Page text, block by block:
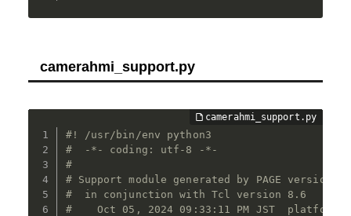
camerahmi_support.py
#! /usr/bin/env python3
#  -*- coding: utf-8 -*-
#
# Support module generated by PAGE version
#  in conjunction with Tcl version 8.6
#    Oct 05, 2024 09:33:11 PM JST  platform: